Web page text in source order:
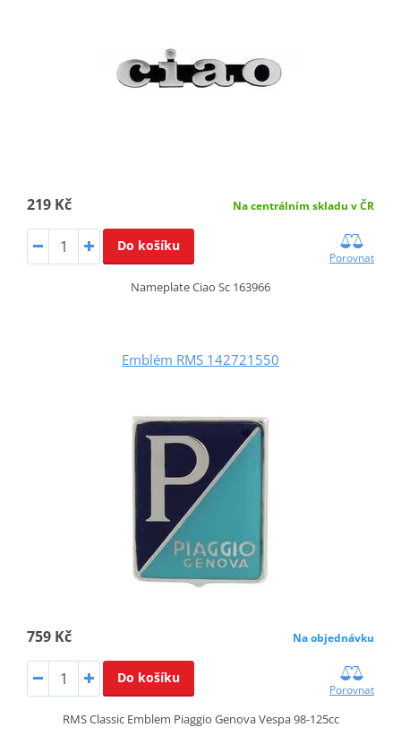
219 Kč Na centrálním skladu v ČR
Do košíku
Porovnat
Nameplate Ciao Sc 163966
Emblém RMS 142721550
759 Kč Na objednávku
Do košíku
Porovnat
RMS Classic Emblem Piaggio Genova Vespa 98-125cc